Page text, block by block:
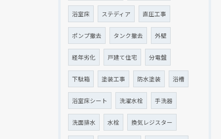
浴室床 ステディア 直圧工事
ポンプ撤去 タンク撤去 外壁
経年劣化 戸建て住宅 分電盤
下駄箱 塗装工事 防水塗装 浴槽
浴室床シート 洗濯水栓 手洗器
洗面排水 水栓 換気レジスター